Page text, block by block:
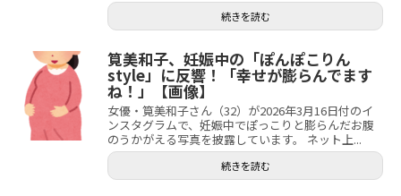
続きを読む
筧美和子、妊娠中の「ぽんぽこりん
style」に反響！「幸せが膨らんでます
ね！」【画像】
女優・筧美和子さん（32）が2026年3月16日付のイ
ンスタグラムで、妊娠中でぽっこりと膨らんだお腹
のうかがえる写真を披露しています。 ネット上...
続きを読む